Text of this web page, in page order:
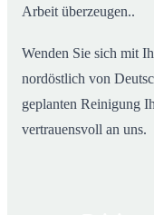
Arbeit überzeugen..
Wenden Sie sich mit
nordöstlich von
geplanten Reinigung
vertrauensvoll an uns.